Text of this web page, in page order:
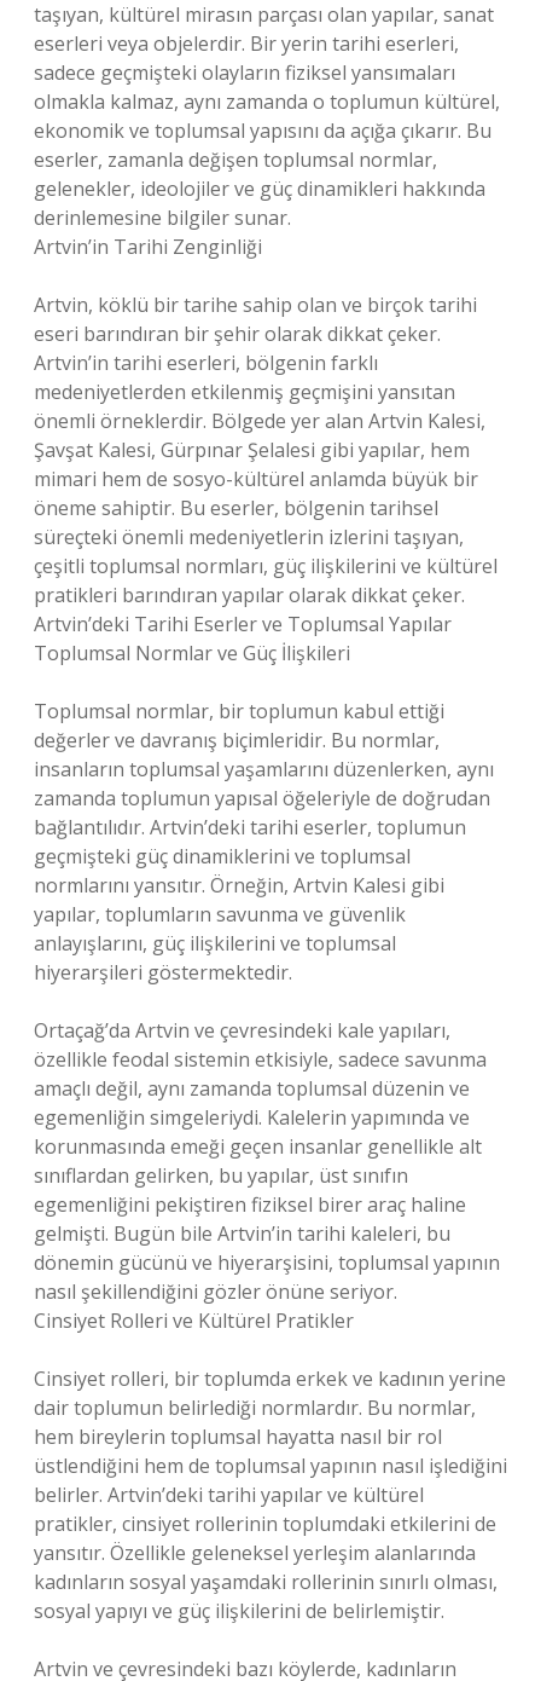
taşıyan, kültürel mirasın parçası olan yapılar, sanat
eserleri veya objelerdir. Bir yerin tarihi eserleri,
sadece geçmişteki olayların fiziksel yansımaları
olmakla kalmaz, aynı zamanda o toplumun kültürel,
ekonomik ve toplumsal yapısını da açığa çıkarır. Bu
eserler, zamanla değişen toplumsal normlar,
gelenekler, ideolojiler ve güç dinamikleri hakkında
derinlemesine bilgiler sunar.
Artvin’in Tarihi Zenginliği
Artvin, köklü bir tarihe sahip olan ve birçok tarihi
eseri barındıran bir şehir olarak dikkat çeker.
Artvin’in tarihi eserleri, bölgenin farklı
medeniyetlerden etkilenmiş geçmişini yansıtan
önemli örneklerdir. Bölgede yer alan Artvin Kalesi,
Şavşat Kalesi, Gürpınar Şelalesi gibi yapılar, hem
mimari hem de sosyo-kültürel anlamda büyük bir
öneme sahiptir. Bu eserler, bölgenin tarihsel
süreçteki önemli medeniyetlerin izlerini taşıyan,
çeşitli toplumsal normları, güç ilişkilerini ve kültürel
pratikleri barındıran yapılar olarak dikkat çeker.
Artvin’deki Tarihi Eserler ve Toplumsal Yapılar
Toplumsal Normlar ve Güç İlişkileri
Toplumsal normlar, bir toplumun kabul ettiği
değerler ve davranış biçimleridir. Bu normlar,
insanların toplumsal yaşamlarını düzenlerken, aynı
zamanda toplumun yapısal öğeleriyle de doğrudan
bağlantılıdır. Artvin’deki tarihi eserler, toplumun
geçmişteki güç dinamiklerini ve toplumsal
normlarını yansıtır. Örneğin, Artvin Kalesi gibi
yapılar, toplumların savunma ve güvenlik
anlayışlarını, güç ilişkilerini ve toplumsal
hiyerarşileri göstermektedir.
Ortaçağ’da Artvin ve çevresindeki kale yapıları,
özellikle feodal sistemin etkisiyle, sadece savunma
amaçlı değil, aynı zamanda toplumsal düzenin ve
egemenliğin simgeleriydi. Kalelerin yapımında ve
korunmasında emeği geçen insanlar genellikle alt
sınıflardan gelirken, bu yapılar, üst sınıfın
egemenliğini pekiştiren fiziksel birer araç haline
gelmişti. Bugün bile Artvin’in tarihi kaleleri, bu
dönemin gücünü ve hiyerarşisini, toplumsal yapının
nasıl şekillendiğini gözler önüne seriyor.
Cinsiyet Rolleri ve Kültürel Pratikler
Cinsiyet rolleri, bir toplumda erkek ve kadının yerine
dair toplumun belirlediği normlardır. Bu normlar,
hem bireylerin toplumsal hayatta nasıl bir rol
üstlendiğini hem de toplumsal yapının nasıl işlediğini
belirler. Artvin’deki tarihi yapılar ve kültürel
pratikler, cinsiyet rollerinin toplumdaki etkilerini de
yansıtır. Özellikle geleneksel yerleşim alanlarında
kadınların sosyal yaşamdaki rollerinin sınırlı olması,
sosyal yapıyı ve güç ilişkilerini de belirlemiştir.
Artvin ve çevresindeki bazı köylerde, kadınların